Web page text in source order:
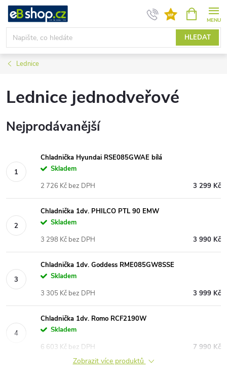
Přejít
obsah
HLEDAT
NÁKUPNÍ
KOŠÍK
Lednice
Lednice jednodveřové
Nejprodávanější
Chladnička Hyundai RSE085GWAE bílá
Skladem
3 299 Kč
2 726 Kč bez DPH
Chladnička 1dv. PHILCO PTL 90 EMW
Skladem
3 990 Kč
3 298 Kč bez DPH
Chladnička 1dv. Goddess RME085GW8SSE
Skladem
3 999 Kč
3 305 Kč bez DPH
Chladnička 1dv. Romo RCF2190W
Skladem
7 990 Kč
6 603 Kč bez DPH
Zobrazit více produktů